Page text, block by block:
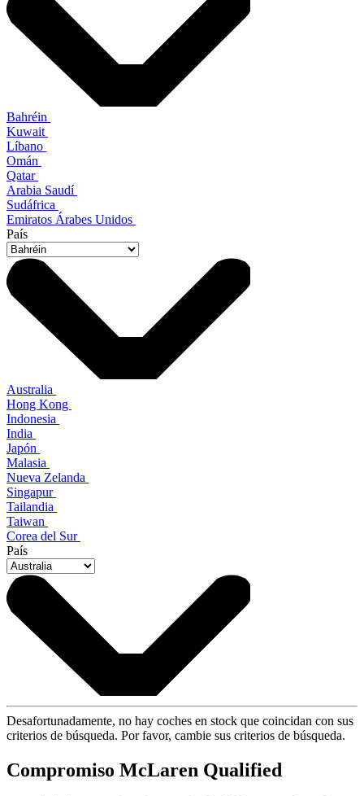
Bahréin
Kuwait
Líbano
Omán
Qatar
Arabia Saudí
Sudáfrica
Emiratos Árabes Unidos
País
Australia
Hong Kong
Indonesia
India
Japón
Malasia
Nueva Zelanda
Singapur
Tailandia
Taiwan
Corea del Sur
País
Desafortunadamente, no hay coches en stock que coincidan con sus
criterios de búsqueda. Por favor, cambie sus criterios de búsqueda.
Compromiso McLaren Qualified